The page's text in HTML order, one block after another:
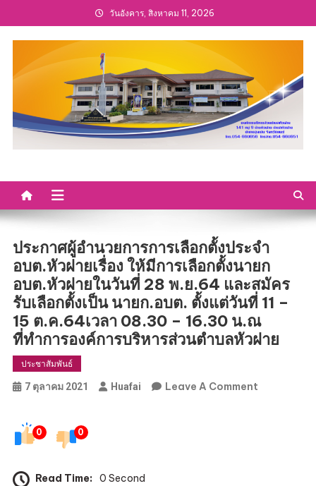
to
content
วันอังคาร, สิงหาคม 11, 2026
ประกาศผู้อำนวยการการเลือกตั้งประจำ
อบต.หัวฝายเรื่อง ให้มีการเลือกตั้งนายก
อบต.หัวฝายในวันที่ 28 พ.ย.64 และสมัคร
รับเลือกตั้งเป็น นายก.อบต. ตั้งแต่วันที่ 11 –
15 ต.ค.64เวลา 08.30 – 16.30 น.ณ
ที่ทำการองค์การบริหารส่วนตำบลหัวฝาย
ประชาสัมพันธ์
7 ตุลาคม 2021 Huafai Leave A CommentOn
0 0
Read Time: 0 Second